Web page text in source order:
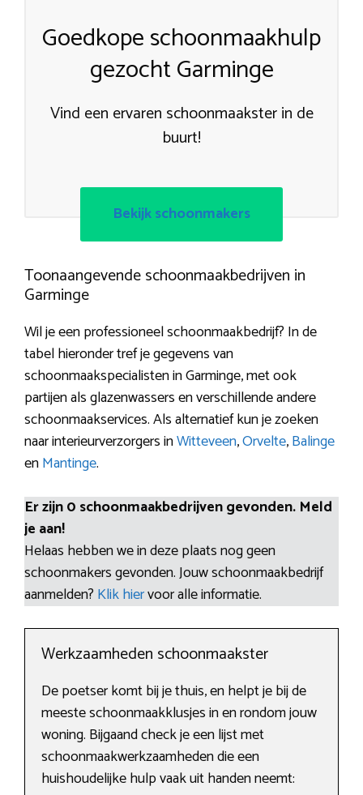
Goedkope schoonmaakhulp
gezocht Garminge
Vind een ervaren schoonmaakster in de
buurt!
Bekijk schoonmakers
Toonaangevende schoonmaakbedrijven in
Garminge
Wil je een professioneel schoonmaakbedrijf? In de
tabel hieronder tref je gegevens van
schoonmaakspecialisten in Garminge, met ook
partijen als glazenwassers en verschillende andere
schoonmaakservices. Als alternatief kun je zoeken
naar interieurverzorgers inWitteveen,Orvelte,Balinge
enMantinge.
Er zijn 0 schoonmaakbedrijven gevonden. Meld
je aan!
Helaas hebben we in deze plaats nog geen
schoonmakers gevonden. Jouw schoonmaakbedrijf
aanmelden? Klik hiervoor alle informatie.
Werkzaamheden schoonmaakster
De poetser komt bij je thuis, en helpt je bij de
meeste schoonmaakklusjes in en rondom jouw
woning. Bijgaand check je een lijst met
schoonmaakwerkzaamheden die een
huishoudelijke hulp vaak uit handen neemt: